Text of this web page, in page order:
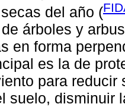
del año (
árboles y
en forma
es la de
para
suelo, disminuir